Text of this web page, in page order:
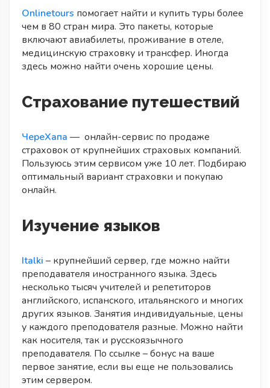
Onlinetours помогает найти и купить туры более
чем в 80 стран мира. Это пакеты, которые
включают авиабилеты, проживание в отеле,
медицинскую страховку и трансфер. Иногда
здесь можно найти очень хорошие цены.
Страхование путешествий
ЧереХапа — онлайн-сервис по продаже
страховок от крупнейших страховых компаний.
Пользуюсь этим сервисом уже 10 лет. Подбираю
оптимальный вариант страховки и покупаю
онлайн.
Изучение языков
Italki – крупнейший сервер, где можно найти
преподавателя иностранного языка. Здесь
несколько тысяч учителей и репетиторов
английского, испанского, итальянского и многих
других языков. Занятия индивидуальные, цены
у каждого преподователя разные. Можно найти
как носителя, так и русскоязычного
преподавателя. По ссылке – бонус на ваше
первое занятие, если вы еще не пользовались
этим сервером.